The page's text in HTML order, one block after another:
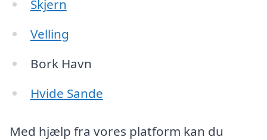
Skjern
Velling
Bork Havn
Hvide Sande
Med hjælp fra vores platform kan du